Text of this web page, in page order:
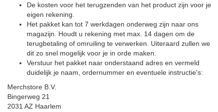
De kosten voor het terugzenden van het product zijn voor je
eigen rekening.
Het pakket kan tot 7 werkdagen onderweg zijn naar ons
magazijn. Houdt u rekening met max. 14 dagen om de
terugbetaling of omruiling te verwerken. Uiteraard zullen we
dit zo snel mogelijk voor je in orde maken.
Verstuur het pakket naar onderstaand adres en vermeld
duidelijk je naam, ordernummer en eventuele instructie's:
Merchstore B.V.
Bingerweg 21
2031 AZ Haarlem